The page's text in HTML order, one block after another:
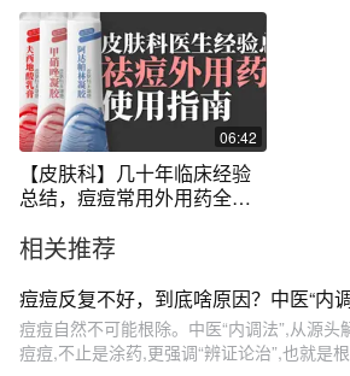
06:42
【皮肤科】几十年临床经验
总结，痘痘常用外用药全指
相关推荐
痘痘反复不好，到底啥原因？中医“内
痘痘自然不可能根除。中医“内调法”,从源
痘痘,不止是涂药,更强调“辨证论治”,也就是